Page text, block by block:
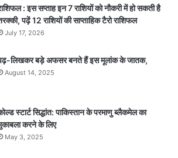
: इस सप्ताह इन 7 राशियों को नौकरी में हो सकती है
पढ़ें 12 राशियों की साप्ताहिक टैरो राशिफल
July 17, 2026
लिखकर बड़े अफसर बनते हैं इस मूलांक के जातक,
August 14, 2025
स्टार्ट सिद्धांत: पाकिस्तान के परमाणु ब्लैकमेल का
करने के लिए
May 3, 2025